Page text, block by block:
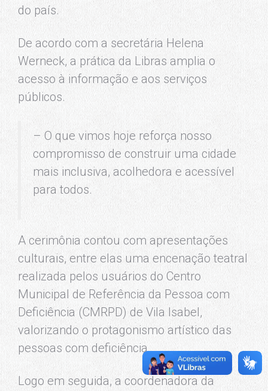
do país.
De acordo com a secretária Helena
Werneck, a prática da Libras amplia o
acesso à informação e aos serviços
públicos.
– O que vimos hoje reforça nosso
compromisso de construir uma cidade
mais inclusiva, acolhedora e acessível
para todos.
A cerimônia contou com apresentações
culturais, entre elas uma encenação teatral
realizada pelos usuários do Centro
Municipal de Referência da Pessoa com
Deficiência (CMRPD) de Vila Isabel,
valorizando o protagonismo artístico das
pessoas com deficiência.
Logo em seguida, a coordenadora da